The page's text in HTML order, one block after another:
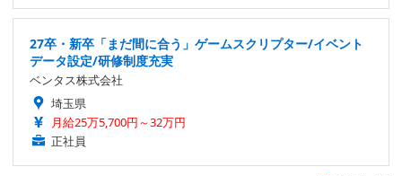
27卒・新卒「まだ間に合う」ゲームスクリプター/イベント
データ設定/研修制度充実
ベンタス株式会社
埼玉県
月給25万5,700円～32万円
正社員